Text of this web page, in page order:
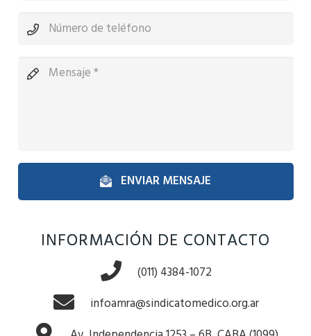
ENVIAR MENSAJE
INFORMACIÓN DE CONTACTO
(011) 4384-1072
infoamra@sindicatomedico.org.ar